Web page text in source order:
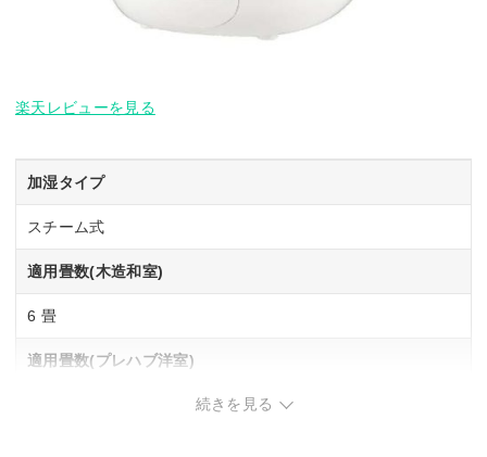
楽天レビューを見る
加湿タイプ
スチーム式
適用畳数(木造和室)
6 畳
適用畳数(プレハブ洋室)
続きを見る